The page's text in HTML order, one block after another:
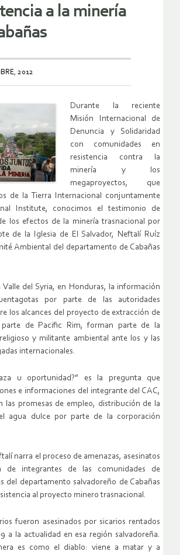
a la minería
2012
Durante la reciente
Misión Internacional de
Denuncia y Solidaridad
con comunidades en
resistencia contra la
minería y los
megaproyectos, que
de la Tierra Internacional conjuntamente
Institute, conocimos el testimonio de
los efectos de la minería trasnacional por
de la Iglesia de El Salvador, Neftalí Ruíz
Ambiental del departamento de Cabañas
Valle del Syria, en Honduras, la información
por parte de las autoridades
los alcances del proyecto de extracción de
de Pacific Rim, forman parte de la
y militante ambiental ante los y las
internacionales.
u oportunidad?” es la pregunta que
e informaciones del integrante del CAC,
las promesas de empleo, distribución de la
agua dulce por parte de la corporación
narra el proceso de amenazas, asesinatos
de integrantes de las comunidades de
del departamento salvadoreño de Cabañas
al proyecto minero trasnacional.
fueron asesinados por sicarios rentados
a la actualidad en esa región salvadoreña.
es como el diablo: viene a matar y a